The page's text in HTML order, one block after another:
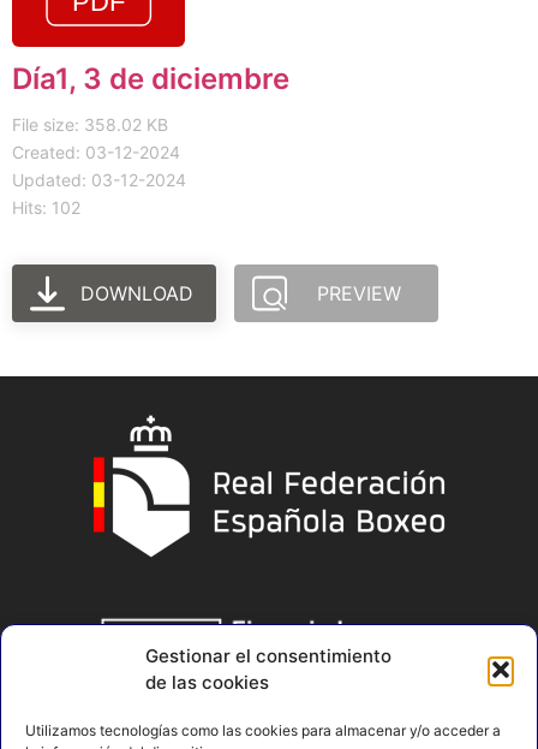
Gestionar el consentimiento
de las cookies
Utilizamos tecnologías como las cookies para almacenar y/o acceder a
Día1, 3 de diciembre
File size: 358.02 KB
Created: 03-12-2024
Updated: 03-12-2024
Hits: 102
DOWNLOAD PREVIEW